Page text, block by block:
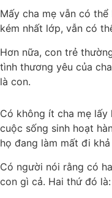
Mấy cha mẹ vẫn có
kém nhất lớp, vẫn có
Hơn nữa, con trẻ
tình thương yêu của
là con.
Có không ít cha mẹ
cuộc sống sinh hoạt
họ đang làm mất đi
Có người nói rằng có
con gì cả. Hai thứ đó